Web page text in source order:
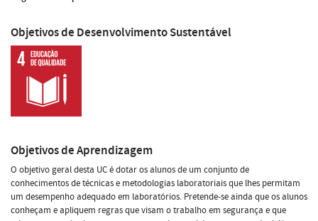
Objetivos de Desenvolvimento Sustentável
Objetivos de Aprendizagem
O objetivo geral desta UC é dotar os alunos de um conjunto de
conhecimentos de técnicas e metodologias laboratoriais que lhes permitam
um desempenho adequado em laboratórios. Pretende-se ainda que os alunos
conheçam e apliquem regras que visam o trabalho em segurança e que